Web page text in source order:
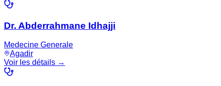
Dr. Abderrahmane Idhajji
Medecine Generale
Agadir
Voir les détails →